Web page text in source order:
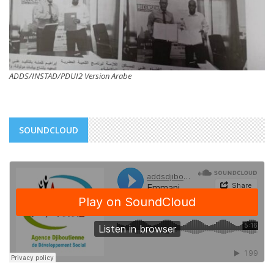
ADDS/INSTAD/PDUI2 Version Arabe
SOUNDCLOUD